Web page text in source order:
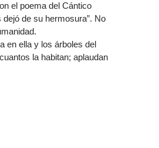
el poema del Cántico
de su hermosura”. No
en ella y los árboles del
la habitan; aplaudan